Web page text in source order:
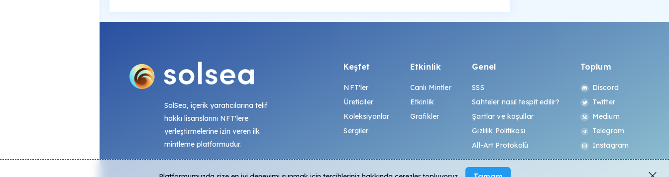
SolSea, içerik yaratıcılarına telif
hakkı lisanslarını NFT'lere
yerleştirmelerine izin veren ilk
mintleme platformudur.
Keşfet
NFT'ler
Üreticiler
Koleksiyonlar
Sergiler
Etkinlik
Canlı Mintler
Etkinlik
Grafikler
Genel
SSS
Sahteler nasıl tespit edilir?
Şartlar ve koşullar
Gizlilik Politikası
All-Art Protokolü
Toplum
Discord
Twitter
Medium
Telegram
Instagram